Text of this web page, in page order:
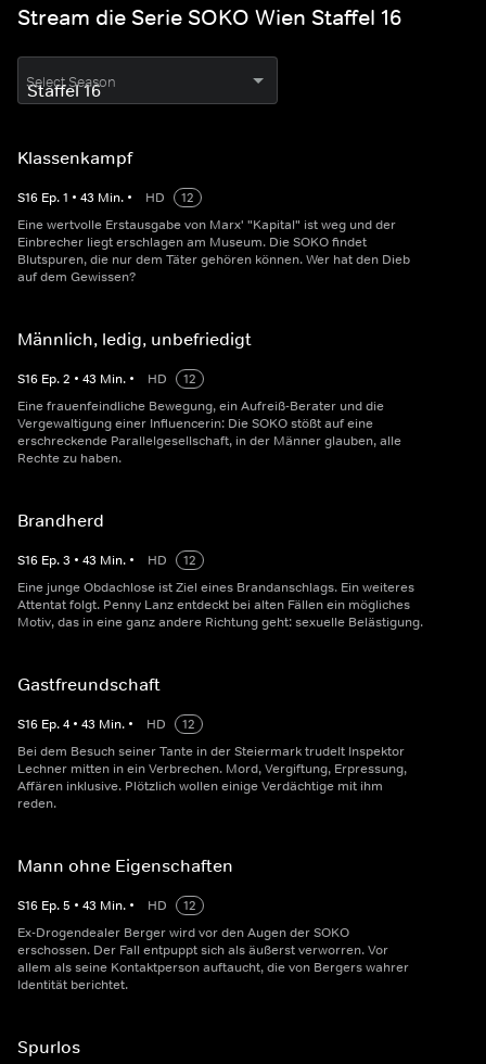
Stream die Serie SOKO Wien Staffel 16
Select Season
Klassenkampf
S16 Ep.1 • 43 Min. • HD
12
Eine wertvolle Erstausgabe von Marx' "Kapital" ist weg und der
Einbrecher liegt erschlagen am Museum. Die SOKO findet
Blutspuren, die nur dem Täter gehören können. Wer hat den Dieb
auf dem Gewissen?
Männlich, ledig, unbefriedigt
S16 Ep.2 • 43 Min. • HD
12
Eine frauenfeindliche Bewegung, ein Aufreiß-Berater und die
Vergewaltigung einer Influencerin: Die SOKO stößt auf eine
erschreckende Parallelgesellschaft, in der Männer glauben, alle
Rechte zu haben.
Brandherd
S16 Ep.3 • 43 Min. • HD
12
Eine junge Obdachlose ist Ziel eines Brandanschlags. Ein weiteres
Attentat folgt. Penny Lanz entdeckt bei alten Fällen ein mögliches
Motiv, das in eine ganz andere Richtung geht: sexuelle Belästigung.
Gastfreundschaft
S16 Ep.4 • 43 Min. • HD
12
Bei dem Besuch seiner Tante in der Steiermark trudelt Inspektor
Lechner mitten in ein Verbrechen. Mord, Vergiftung, Erpressung,
Affären inklusive. Plötzlich wollen einige Verdächtige mit ihm
reden.
Mann ohne Eigenschaften
S16 Ep.5 • 43 Min. • HD
12
Ex-Drogendealer Berger wird vor den Augen der SOKO
erschossen. Der Fall entpuppt sich als äußerst verworren. Vor
allem als seine Kontaktperson auftaucht, die von Bergers wahrer
Identität berichtet.
Spurlos